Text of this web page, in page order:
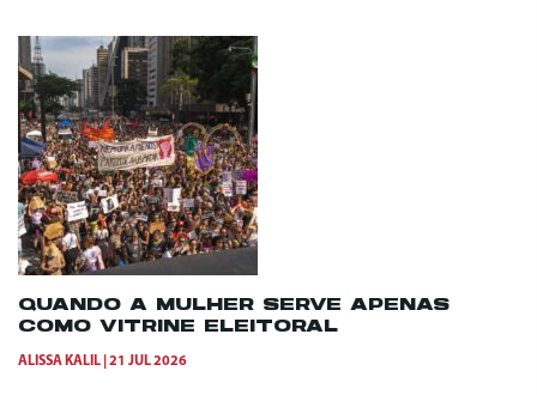
QUANDO A MULHER SERVE APENAS
COMO VITRINE ELEITORAL
ALISSA KALIL 21 JUL 2026